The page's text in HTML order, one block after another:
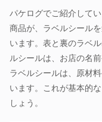
パケログでご紹介して
商品が、ラベルシール
います。表と裏のラベ
ルシールは、お店の名
ラベルシールは、原材
います。これが基本的
しょう。